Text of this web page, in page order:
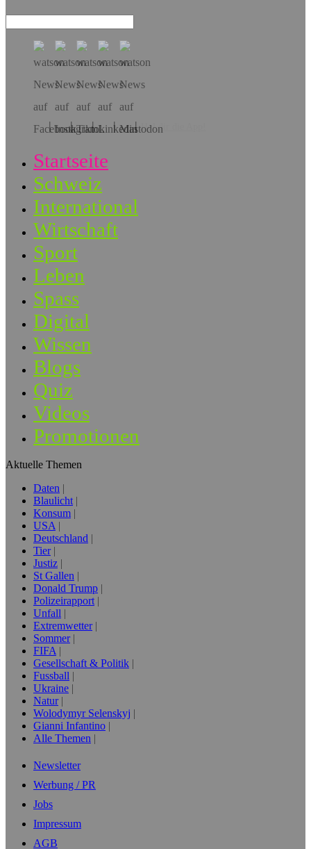
Hol dir die App!
Startseite
Schweiz
International
Wirtschaft
Sport
Leben
Spass
Digital
Wissen
Blogs
Quiz
Videos
Promotionen
Aktuelle Themen
Daten
Blaulicht
Konsum
USA
Deutschland
Tier
Justiz
St Gallen
Donald Trump
Polizeirapport
Unfall
Extremwetter
Sommer
FIFA
Gesellschaft & Politik
Fussball
Ukraine
Natur
Wolodymyr Selenskyj
Gianni Infantino
Alle Themen
Newsletter
Werbung / PR
Jobs
Impressum
AGB